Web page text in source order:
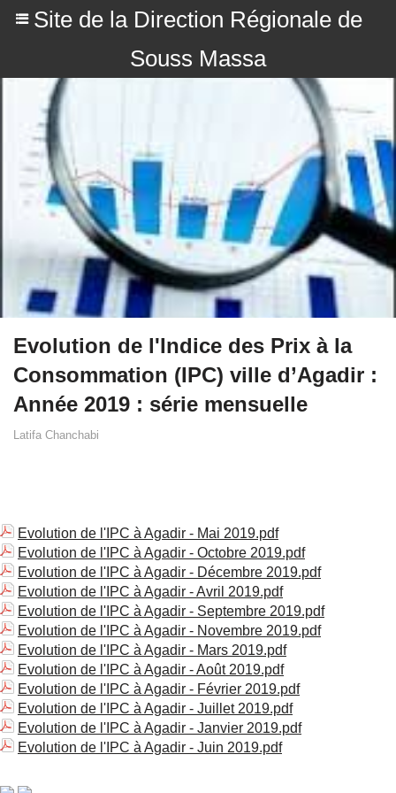
Site de la Direction Régionale de
Souss Massa
Evolution de l'Indice des Prix à la
Consommation (IPC) ville d’Agadir :
Année 2019 : série mensuelle
Latifa Chanchabi
Evolution de l'IPC à Agadir - Mai 2019.pdf
Evolution de l'IPC à Agadir - Octobre 2019.pdf
Evolution de l'IPC à Agadir - Décembre 2019.pdf
Evolution de l'IPC à Agadir - Avril 2019.pdf
Evolution de l'IPC à Agadir - Septembre 2019.pdf
Evolution de l'IPC à Agadir - Novembre 2019.pdf
Evolution de l'IPC à Agadir - Mars 2019.pdf
Evolution de l'IPC à Agadir - Août 2019.pdf
Evolution de l'IPC à Agadir - Février 2019.pdf
Evolution de l'IPC à Agadir - Juillet 2019.pdf
Evolution de l'IPC à Agadir - Janvier 2019.pdf
Evolution de l'IPC à Agadir - Juin 2019.pdf